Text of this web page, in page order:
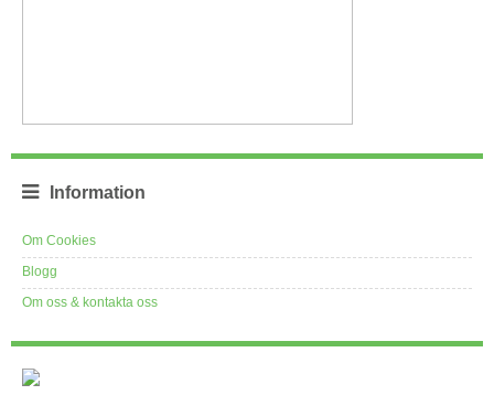
Information
Om Cookies
Blogg
Om oss & kontakta oss